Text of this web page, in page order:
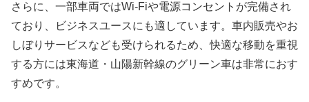
さらに、一部車両ではWi-Fiや電源コンセントが完備され
ており、ビジネスユースにも適しています。車内販売やお
しぼりサービスなども受けられるため、快適な移動を重視
する方には東海道・山陽新幹線のグリーン車は非常におす
すめです。